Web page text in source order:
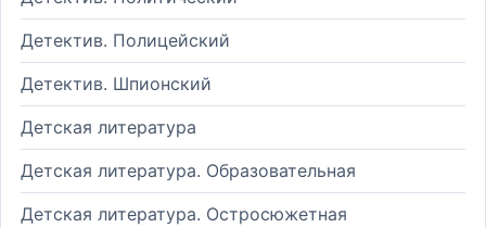
Детектив. Полицейский
Детектив. Шпионский
Детская литература
Детская литература. Образовательная
Детская литература. Остросюжетная